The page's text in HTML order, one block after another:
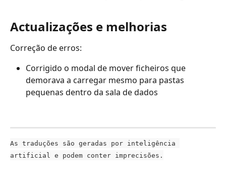
Actualizações e melhorias
Correção de erros:
Corrigido o modal de mover ficheiros que
demorava a carregar mesmo para pastas
pequenas dentro da sala de dados
As traduções são geradas por inteligência
artificial e podem conter imprecisões.